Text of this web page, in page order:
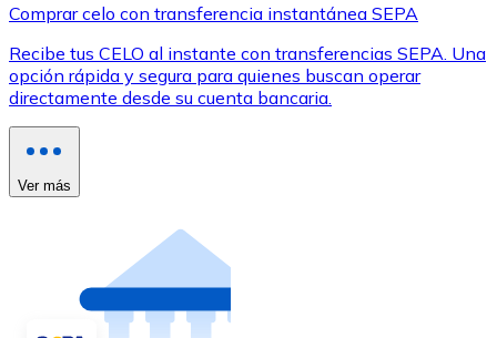
Comprar celo con transferencia instantánea SEPA
Recibe tus CELO al instante con transferencias SEPA. Una
opción rápida y segura para quienes buscan operar
directamente desde su cuenta bancaria.
Ver más